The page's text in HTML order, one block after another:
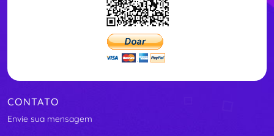
CONTATO
Envie sua mensagem